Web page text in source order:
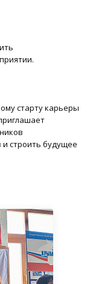
старту карьеры
строить будущее